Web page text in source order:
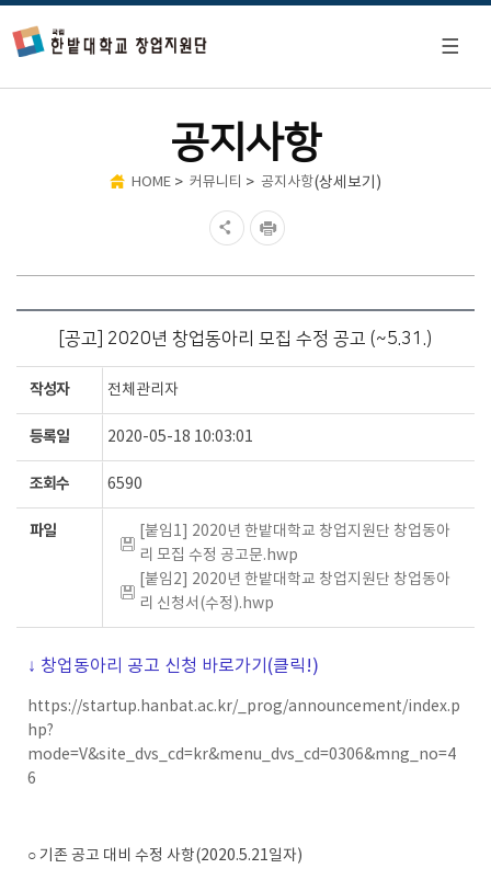
공지사항
HOME > 커뮤니티 > 공지사항(상세보기)
[공고] 2020년 창업동아리 모집 수정 공고 (~5.31.)
작성자 전체관리자
등록일 2020-05-18 10:03:01
조회수 6590
파일
[붙임1] 2020년 한밭대학교 창업지원단 창업동아
리 모집 수정 공고문.hwp
[붙임2] 2020년 한밭대학교 창업지원단 창업동아
리 신청서(수정).hwp
↓ 창업동아리 공고 신청 바로가기(클릭!)
https://startup.hanbat.ac.kr/_prog/announcement/index.p
hp?
mode=V&site_dvs_cd=kr&menu_dvs_cd=0306&mng_no=4
6
○ 기존 공고 대비 수정 사항(2020.5.21일자)